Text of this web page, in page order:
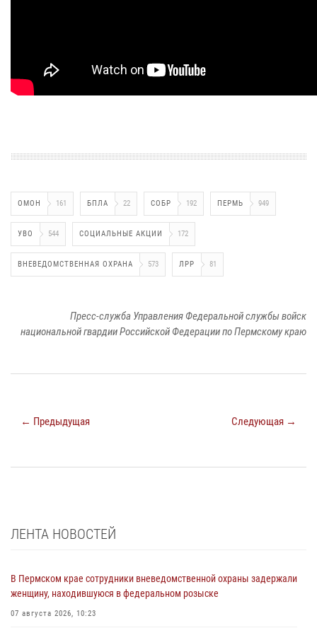
ОМОН 161 БПЛА 22 СОБР 192 ПЕРМЬ 949
УВО 544 СОЦИАЛЬНЫЕ АКЦИИ 172
ВНЕВЕДОМСТВЕННАЯ ОХРАНА 573 ЛРР 81
Пресс-служба Управления Федеральной службы войск
национальной гвардии Российской Федерации по Пермскому краю
← Предыдущая Следующая →
ЛЕНТА НОВОСТЕЙ
В Пермском крае сотрудники вневедомственной охраны задержали
женщину, находившуюся в федеральном розыске
07 августа 2026, 10:23